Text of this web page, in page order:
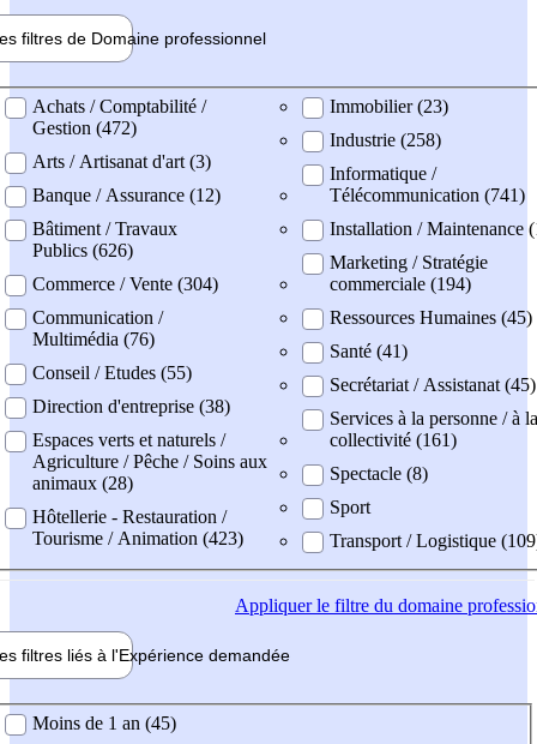
filtres de Domaine professionnel
professionel
Achats / Comptabilité /
Gestion (472)
Arts / Artisanat d'art (3)
Banque / Assurance (12)
Bâtiment / Travaux
Publics (626)
Commerce / Vente (304)
Communication /
Multimédia (76)
Conseil / Etudes (55)
Direction d'entreprise (38)
Espaces verts et naturels /
Agriculture / Pêche / Soins aux
animaux (28)
Hôtellerie - Restauration /
Tourisme / Animation (423)
Immobilier (23)
Industrie (258)
Informatique /
Télécommunication (741)
Installation / Maintenance
Marketing / Stratégie
commerciale (194)
Ressources Humaines (45)
Santé (41)
Secrétariat / Assistanat (45)
Services à la personne / à la
collectivité (161)
Spectacle (8)
Sport
Transport / Logistique
Appliquerle filtre du domaine
filtres liés à l'Expérience demandée
demandée
Moins de 1 an (45)